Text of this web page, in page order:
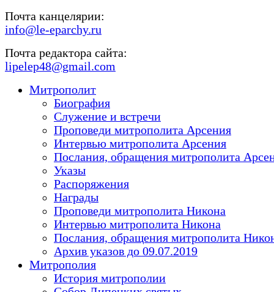
Почта канцелярии:
info@le-eparchy.ru
Почта редактора сайта:
lipelep48@gmail.com
Митрополит
Биография
Служение и встречи
Проповеди митрополита Арсения
Интервью митрополита Арсения
Послания, обращения митрополита
Указы
Распоряжения
Награды
Проповеди митрополита Никона
Интервью митрополита Никона
Послания, обращения митрополита
Архив указов до 09.07.2019
Митрополия
История митрополии